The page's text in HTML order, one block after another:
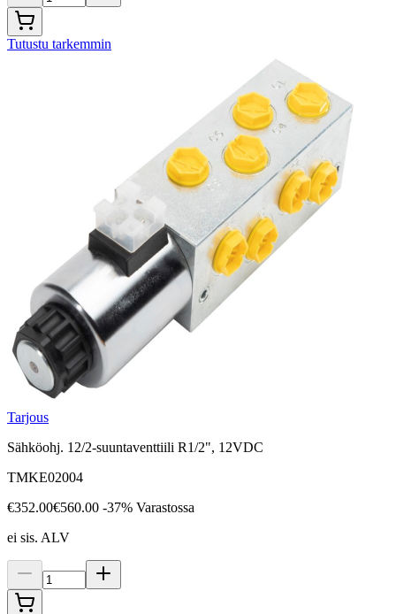
Tutustu tarkemmin
Tarjous
Sähköohj. 12/2-suuntaventtiili R1/2", 12VDC
TMKE02004
€352.00€560.00 -37% Varastossa
ei sis. ALV